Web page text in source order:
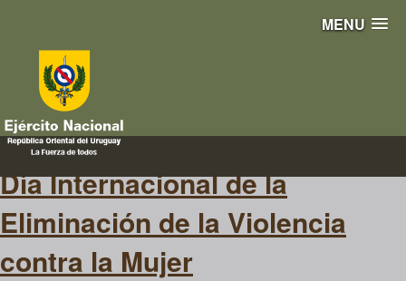
MENU
género
Día Internacional de la
Eliminación de la Violencia
contra la Mujer